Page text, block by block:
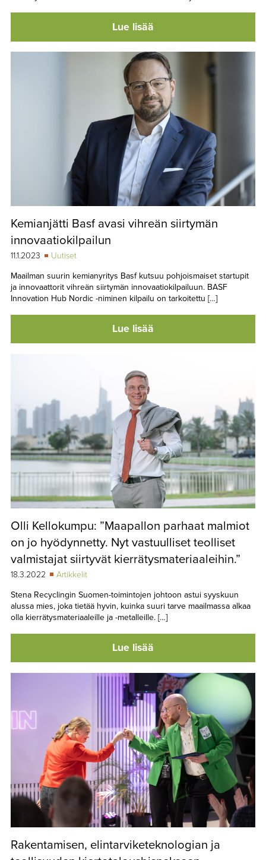
Lue lisää
Kemianjätti Basf avasi vihreän siirtymän
innovaatiokilpailun
11.1.2023
Uutiset
Maailman suurin kemianyritys Basf kutsuu pohjoismaiset startupit
ja innovaattorit vihreän siirtymän innovaatiokilpailuun. BASF
Innovation Hub Nordic -niminen kilpailu on tarkoitettu […]
Lue lisää
Olli Kellokumpu: ”Maapallon parhaat malmiot
on jo hyödynnetty. Nyt vastuulliset teolliset
valmistajat siirtyvät kierrätysmateriaaleihin.”
18.3.2022
Artikkelit
Stena Recyclingin Suomen-toimintojen johtoon astui syyskuun
alussa mies, joka tietää hyvin, kuinka suuri tarve maailmassa alkaa
olla kierrätysmateriaaleille ja -metalleille. […]
Lue lisää
Rakentamisen, elintarviketeknologian ja